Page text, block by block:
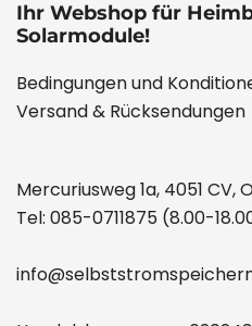
Ihr Webshop für
Solarmodule!
Bedingungen und
Versand & Rücksendungen
Mercuriusweg 1a, 4051
Tel: 085-0711875 (8.00-